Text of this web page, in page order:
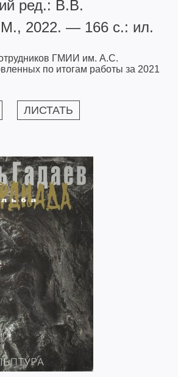
ред.: В.В.
2022. — 166 с.: ил.
ГМИИ им. А.С.
по итогам работы за 2021
ЛИСТАТЬ